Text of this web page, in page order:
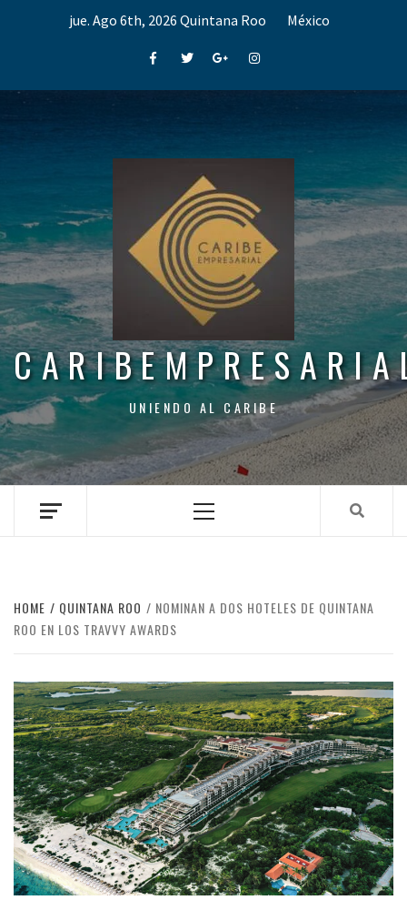
jue. Ago 6th, 2026 Quintana Roo México
FacebookTwitterGoogle+Instagram
UNIENDO AL CARIBE
Menu
HOME QUINTANA ROO
NOMINAN A DOS HOTELES DE QUINTANA
ROO EN LOS TRAVVY AWARDS